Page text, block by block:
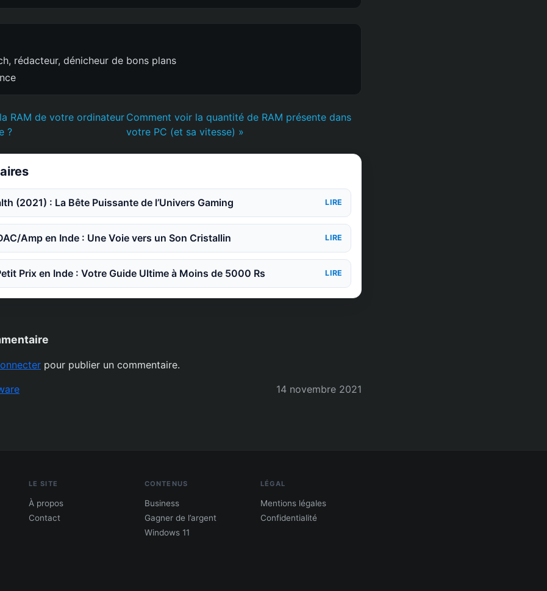
rédacteur, dénicheur de bons plans
RAM de votre ordinateur
?
Comment voir la quantité de RAM présente dans
votre PC (et sa vitesse) »
(2021) : La Bête Puissante de l’Univers Gaming LIRE
Amp en Inde : Une Voie vers un Son Cristallin LIRE
Prix en Inde : Votre Guide Ultime à Moins de 5000 Rs LIRE
pour publier un commentaire.
14 novembre 2021
LE SITE
À propos
Contact
CONTENUS
Business
Gagner de l’argent
Windows 11
LÉGAL
Mentions légales
Confidentialité